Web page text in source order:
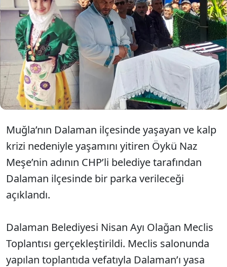
Kalp krizinden yaşamını yitirmişti
, Öykü Nas Meşe’nin adı parkta
yaşatılacak.
Muğla’nın Dalaman ilçesinde yaşayan ve kalp
krizi nedeniyle yaşamını yitiren Öykü Naz
Meşe’nin adının CHP’li belediye tarafından
Dalaman ilçesinde bir parka verileceği
açıklandı.
Dalaman Belediyesi Nisan Ayı Olağan Meclis
Toplantısı gerçekleştirildi. Meclis salonunda
yapılan toplantıda vefatıyla Dalaman’ı yasa